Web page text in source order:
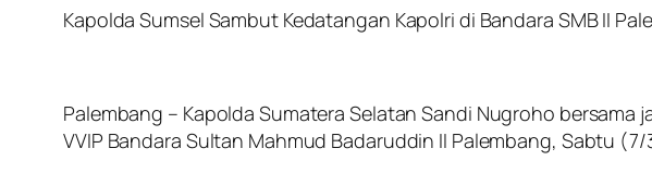
Kapolda Sumsel Sambut Kedatangan Kapolri di Bandara SMB II
Palembang – Kapolda Sumatera Selatan Sandi Nugroho
VVIP Bandara Sultan Mahmud Badaruddin II Palembang, Sabtu